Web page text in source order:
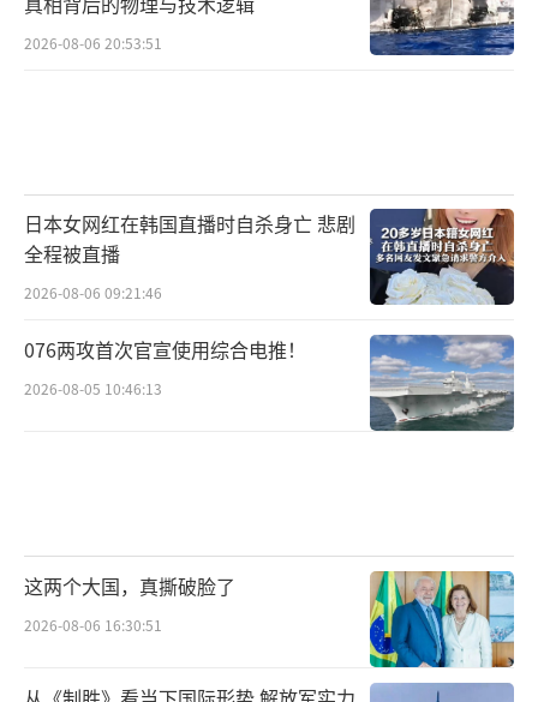
2026-08-06 20:53:51
日本女网红在韩国直播时自杀身亡 悲剧
全程被直播
2026-08-06 09:21:46
076两攻首次官宣使用综合电推！
2026-08-05 10:46:13
这两个大国，真撕破脸了
2026-08-06 16:30:51